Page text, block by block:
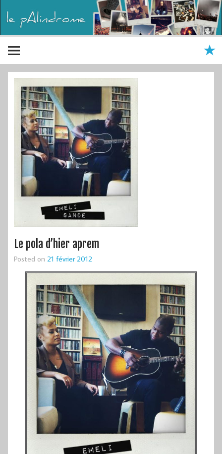
Le pola d’hier aprem
Posted on 21 février 2012